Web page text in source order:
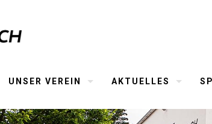
UNSER VEREIN AKTUELLES